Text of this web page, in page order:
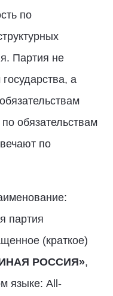
по
Партия не
а
обязательствам
по
партия
(краткое)
РОССИЯ»,
языке: All-